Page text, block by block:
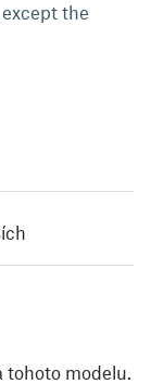
the
tohoto modelu.